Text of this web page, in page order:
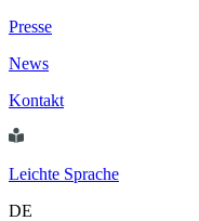
Presse
News
Kontakt
Leichte Sprache
DE